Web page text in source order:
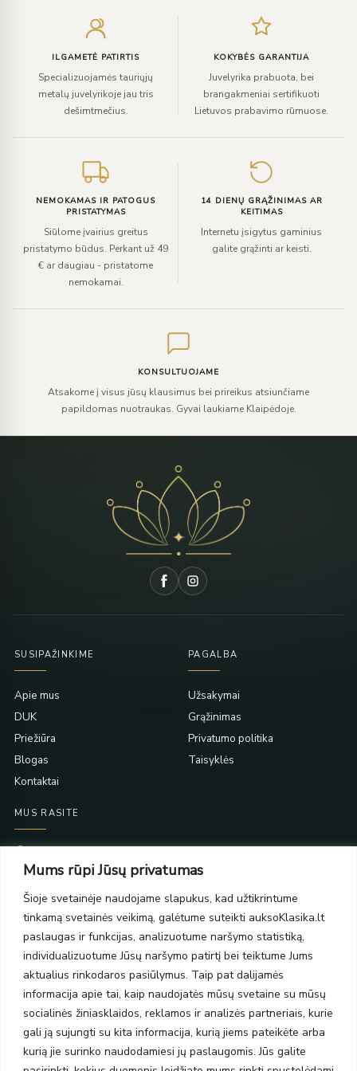
Mums rūpi Jūsų privatumas
Šioje svetainėje naudojame slapukus, kad užtikrintume
tinkamą svetainės veikimą, galėtume suteikti auksoKlasika.lt
paslaugas ir funkcijas, analizuotume naršymo statistiką,
individualizuotume Jūsų naršymo patirtį bei teiktume Jums
aktualius rinkodaros pasiūlymus. Taip pat dalijamės
informacija apie tai, kaip naudojatės mūsų svetaine su mūsų
socialinės žiniasklaidos, reklamos ir analizės partneriais, kurie
gali ją sujungti su kita informacija, kurią jiems pateikėte arba
kurią jie surinko naudodamiesi jų paslaugomis. Jūs galite
ILGAMETĖ PATIRTIS
Specializuojamės tauriųjų
metalų juvelyrikoje jau tris
dešimtmečius.
KOKYBĖS GARANTIJA
Juvelyrika prabuota, bei
brangakmeniai sertifikuoti
Lietuvos prabavimo rūmuose.
NEMOKAMAS IR PATOGUS
PRISTATYMAS
Siūlome įvairius greitus
pristatymo būdus. Perkant už 49
€ ar daugiau - pristatome
nemokamai.
14 DIENŲ GRĄŽINIMAS AR
KEITIMAS
Internetu įsigytus gaminius
galite grąžinti ar keisti.
KONSULTUOJAME
Atsakome į visus jūsų klausimus bei prireikus atsiunčiame
papildomas nuotraukas. Gyvai laukiame Klaipėdoje.
SUSIPAŽINKIME
Apie mus
DUK
Priežiūra
Blogas
Kontaktai
PAGALBA
Užsakymai
Grąžinimas
Privatumo politika
Taisyklės
MUS RASITE
PC Molas, Klaipėda
PC BIG 2, Klaipėda
Šilutės pl. 35
PC Banginis, Klaipėda
NAUJIENLAIŠKIS
Prenumeruokite ir gaukite pasiūlymus, naujienas bei riboto
leidimo kolekcijas.